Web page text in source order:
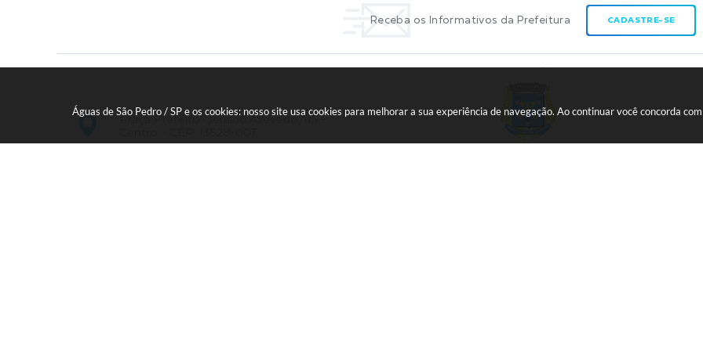
Águas de São Pedro / SP e os cookies: nosso site usa cookies para melhorar a sua experiência de navegação. Ao continuar você concorda
Receba os Informativos da Prefeitura CADASTRE-SE
Praça Prefeito Geraldo Azevedo, 115 -